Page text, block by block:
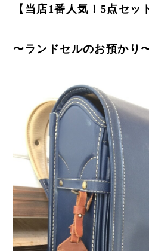
【当店1番人気！5点セッ
〜ランドセルのお預かり